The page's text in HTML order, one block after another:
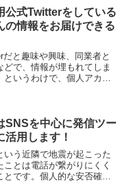
てほしいな。そんな風に感
分の考えを書かせてもらい
公式Twitterをしている
の情報をお届けできる
だと趣味や興味、同業者と
どで、情報が埋もれてしま
というわけで、個人アカウ
SNSを中心に発信ツー
活用します！
いう近隣で地震が起こった
ことは電話が繋がりにくく
とです。個人的な安否確認